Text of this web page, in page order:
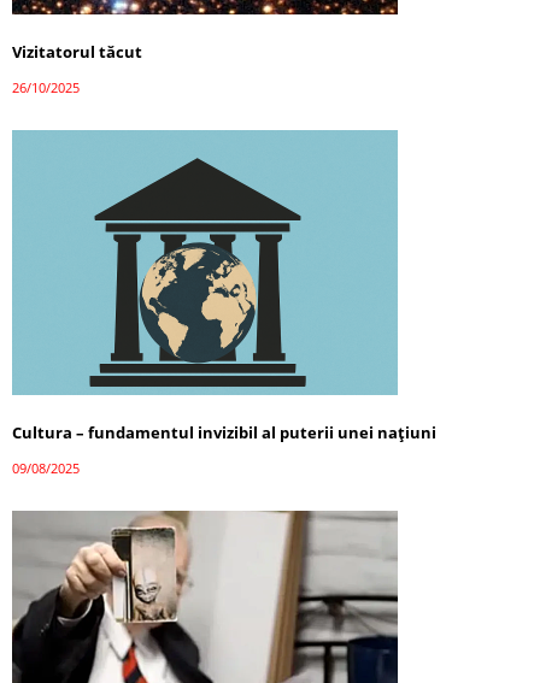
Vizitatorul tăcut
26/10/2025
Cultura – fundamentul invizibil al puterii unei națiuni
09/08/2025